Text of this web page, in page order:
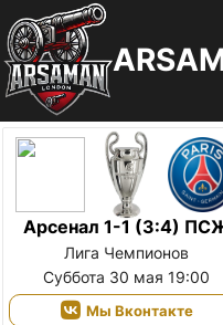
Арсенал 1-1 (3:4)
Лига Чемпионов
Суббота 30 мая 19:00
Мы Вконтакте